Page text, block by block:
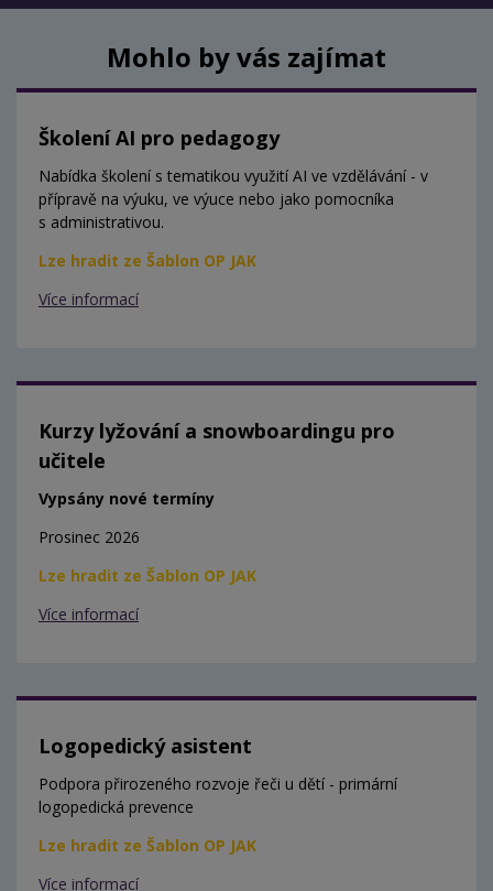
Mohlo by vás zajímat
Školení AI pro pedagogy
Nabídka školení s tematikou využití AI ve vzdělávání - v
přípravě na výuku, ve výuce nebo jako pomocníka
s administrativou.
Lze hradit ze Šablon OP JAK
Více informací
Kurzy lyžování a snowboardingu pro
učitele
Vypsány nové termíny
Prosinec 2026
Lze hradit ze Šablon OP JAK
Více informací
Logopedický asistent
Podpora přirozeného rozvoje řeči u dětí - primární
logopedická prevence
Lze hradit ze Šablon OP JAK
Více informací